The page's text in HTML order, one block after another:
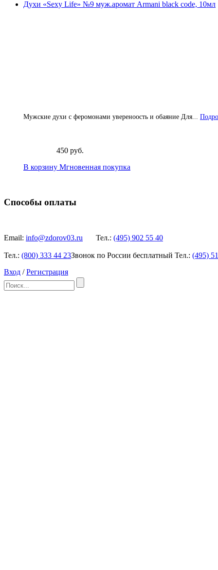
Духи «Sexy Life» №9 муж.аромат Armani black code, 10мл
Мужские духи с феромонами увереноость и обаяние Для...
450 руб.
В корзину Мгновенная покупка
Способы оплаты
Email: info@zdorov03.ru Тел.: (495) 902 55 40
Тел.: (800) 333 44 23Звонок по России бесплатный Тел.: (495)
Вход /Регистрация